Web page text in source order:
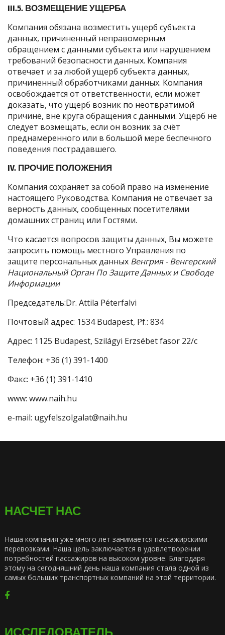
III.5. ВОЗМЕЩЕНИЕ УЩЕРБА
Компания обязана возместить ущерб субъекта
данных, причиненный неправомерным
обращением с данными субъекта или нарушением
требований безопасности данных. Компания
отвечает и за любой ущерб субъекта данных,
причиненный обработчиками данных. Компания
освобождается от ответственности, если может
доказать, что ущерб возник по неотвратимой
причине, вне круга обращения с данными. Ущерб не
следует возмещать, если он возник за счёт
преднамеренного или в большой мере беспечного
поведения пострадавшего.
IV. ПРОЧИЕ ПОЛОЖЕНИЯ
Компания сохраняет за собой право на изменение
настоящего Руководства. Компания не отвечает за
верность данных, сообщенных посетителями
домашних страниц или Гостями.
Что касается вопросов защиты данных, Вы можете
запросить помощь местного Управления по
защите персональных данных Венгрия - Венгерский
Национальный Орган По Защите Данных и Свободе
Информации
Председатель:Dr. Attila Péterfalvi
Почтовый адрес: 1534 Budapest, Pf.: 834
Адрес: 1125 Budapest, Szilágyi Erzsébet fasor 22/c
Телефон: +36 (1) 391-1400
Факс: +36 (1) 391-1410
www: www.naih.hu
e-mail: ugyfelszolgalat@naih.hu
НАСЧЕТ НАС
Наша компания уже много лет занимается пассажирскими
перевозками. Наша цель заключается в удовлетворении
потребностей пассажиров на высоком уровне. Благодаря
этому на сегодняшний день наша компания стала одной из
самых больших транспортных компаний на этой территории.